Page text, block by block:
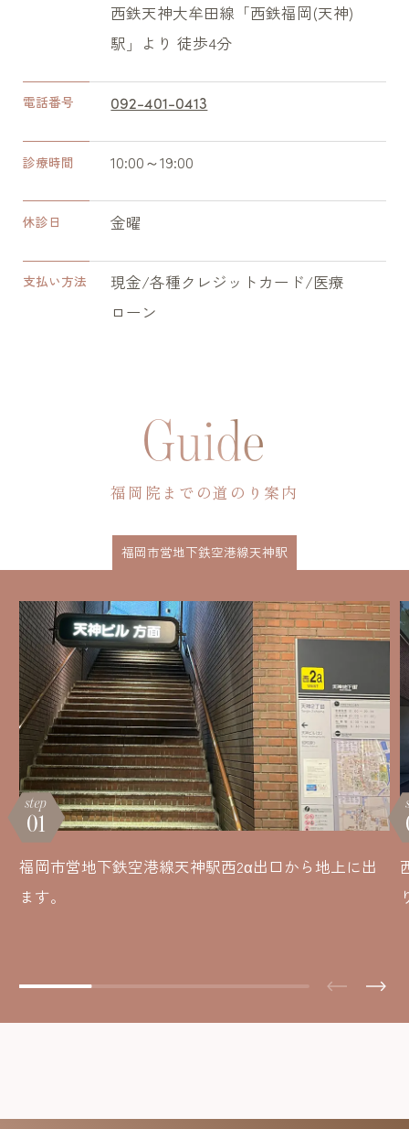
西鉄天神大牟田線「西鉄福岡(天神)
駅」より 徒歩4分
電話番号 092-401-0413
診療時間 10:00～19:00
休診日 金曜
支払い方法
現金/各種クレジットカード/医療
ローン
Guide
福岡院までの道のり案内
福岡市営地下鉄空港線天神駅
step
01
福岡市営地下鉄空港線天神駅西2α出口から地上に出
ます。